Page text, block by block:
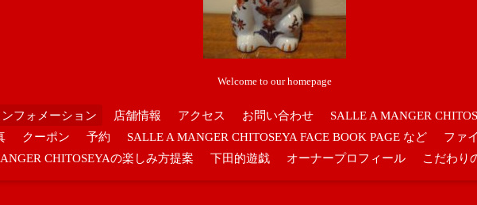
Welcome to our homepage
ンフォメーション 店舗情報 アクセス お問い合わせ SALLE A MANGER
クーポン 予約 SALLE A MANGER CHITOSEYA FACE BOOK PAGE など
ファ
CHITOSEYAの楽しみ方提案
下田的遊戯 オーナープロフィール こだわり